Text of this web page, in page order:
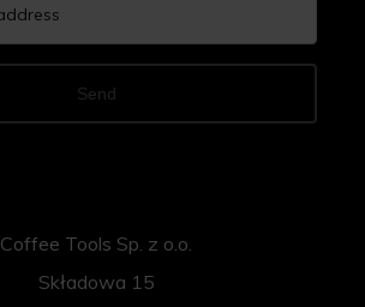
Send
Coffee Tools Sp. z o.o.
Składowa 15